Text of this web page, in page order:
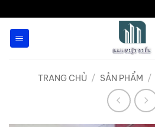
TRANG CHỦ / SẢN PHẨM /